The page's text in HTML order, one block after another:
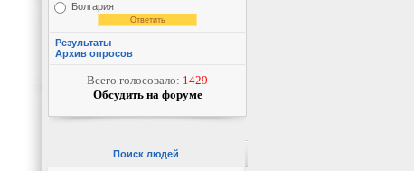
Болгария
Результаты
Архив опросов
Всего голосовало: 1429
Обсудить на форуме
Поиск людей